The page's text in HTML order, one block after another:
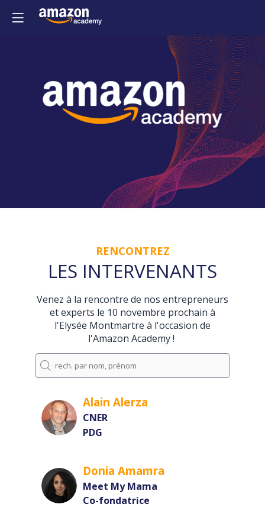
RENCONTREZ
LES INTERVENANTS
Venez à la rencontre de nos entrepreneurs
et experts le 10 novembre prochain à
l'Elysée Montmartre à l'occasion de
l'Amazon Academy !
AA
Alain Alerza
CNER
PDG
DA
Donia Amamra
Meet My Mama
Co-fondatrice